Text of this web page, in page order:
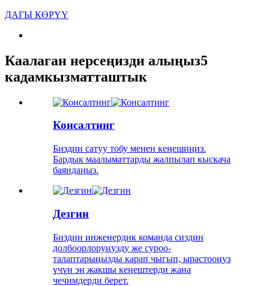
ДАГЫ КӨРҮҮ
Каалаган нерсеңизди алыңыз5
кадамкызматташтык
Консалтинг
Биздин сатуу тобу менен кеңешиңиз.
Бардык маалыматтарды жалпылап кыскача
баяндаңыз.
Дезгин
Биздин инженердик команда сиздин
долбоорлоруңузду же суроо-
талаптарыңызды карап чыгып, ырастооңуз
үчүн эң жакшы кеңештерди жана
чечимдерди берет.